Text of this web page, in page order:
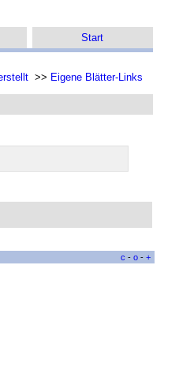
Start
>> Eigene Blätter-Links
c - o- +